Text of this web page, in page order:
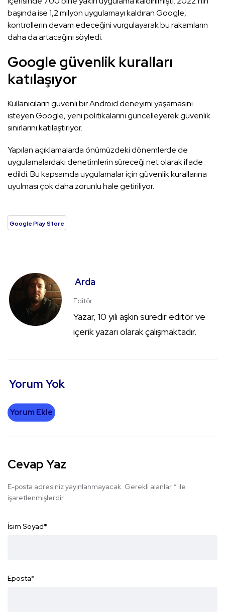
başında ise 1,2 milyon uygulamayı kaldıran Google,
kontrollerin devam edeceğini vurgulayarak bu rakamların
daha da artacağını söyledi.
Google güvenlik kuralları
katılaşıyor
Kullanıcıların güvenli bir Android deneyimi yaşamasını
isteyen Google, yeni politikalarını güncelleyerek güvenlik
sınırlarını katılaştırıyor.
Yapılan açıklamalarda önümüzdeki dönemlerde de
uygulamalardaki denetimlerin süreceği net olarak ifade
edildi. Bu kapsamda uygulamalar için güvenlik kurallarına
uyulması çok daha zorunlu hale getiriliyor.
Google Play Store
Arda
Editör
Yazar, 10 yılı aşkın süredir editör ve
içerik yazarı olarak çalışmaktadır.
Yorum Yok
Yorum Ekle
Cevap Yaz
E-posta adresiniz yayınlanmayacak. Gerekli alanlar * ile
işaretlenmişlerdir
İsim Soyad*
Eposta*